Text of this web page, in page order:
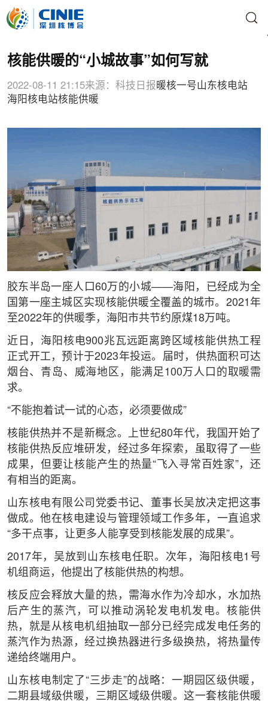
核能供暖的“小城故事”如何写就
2022-08-11 21:15来源：科技日报暖核一号山东核电站
海阳核电站核能供暖
胶东半岛一座人口60万的小城——海阳，已经成为全
国第一座主城区实现核能供暖全覆盖的城市。2021年
至2022年的供暖季，海阳市共节约原煤18万吨。
近日，海阳核电900兆瓦远距离跨区域核能供热工程
正式开工，预计于2023年投运。届时，供热面积可达
烟台、青岛、威海地区，能满足100万人口的取暖需
求。
“不能抱着试一试的心态，必须要做成”
核能供热并不是新概念。上世纪80年代，我国开始了
核能供热反应堆研发，经过多年探索，虽取得了一些
成果，但要让核能产生的热量“飞入寻常百姓家”，还
有相当的距离。
山东核电有限公司党委书记、董事长吴放决定把这事
做成。他在核电建设与管理领域工作多年，一直追求
“多干点事，让更多人能享受到核能发展的成果”。
2017年，吴放到山东核电任职。次年，海阳核电1号
机组商运，他提出了核能供热的构想。
核反应会释放大量的热，需海水作为冷却水，水加热
后产生的蒸汽，可以推动涡轮发电机发电。核能供
热，就是从核电机组抽取一部分已经完成发电任务的
蒸汽作为热源，经过换热器进行多级换热，将热量传
递给终端用户。
山东核电制定了“三步走”的战略：一期园区级供暖，
二期县域级供暖，三期区域级供暖。这一套核能供暖